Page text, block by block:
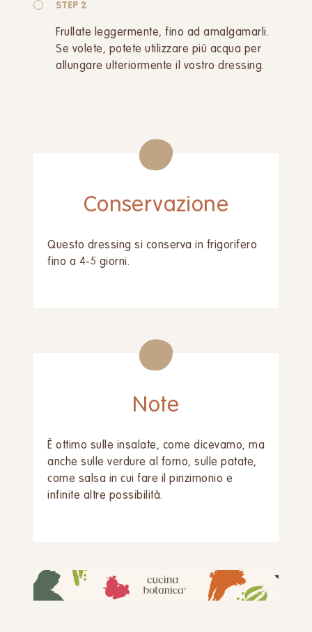
STEP 2
Frullate leggermente, fino ad amalgamarli.
Se volete, potete utilizzare più acqua per
allungare ulteriormente il vostro dressing.
Conservazione
Questo dressing si conserva in frigorifero
fino a 4-5 giorni.
Note
È ottimo sulle insalate, come dicevamo, ma
anche sulle verdure al forno, sulle patate,
come salsa in cui fare il pinzimonio e
infinite altre possibilità.